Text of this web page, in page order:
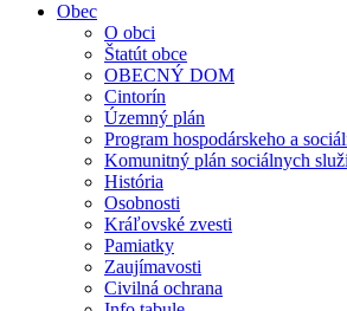
Obec
O obci
Štatút obce
OBECNÝ DOM
Cintorín
Územný plán
Program hospodárskeho a
Komunitný plán sociálnych
História
Osobnosti
Kráľovské zvesti
Pamiatky
Zaujímavosti
Civilná ochrana